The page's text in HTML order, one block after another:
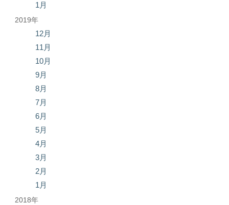
1月
2019年
12月
11月
10月
9月
8月
7月
6月
5月
4月
3月
2月
1月
2018年